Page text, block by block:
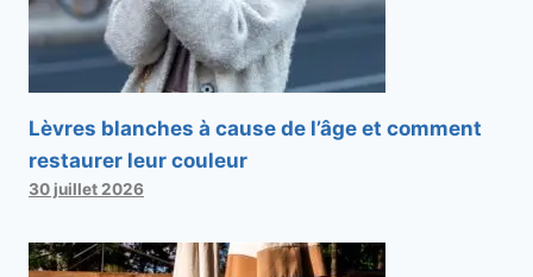
Lèvres blanches à cause de l’âge et comment
restaurer leur couleur
30 juillet 2026